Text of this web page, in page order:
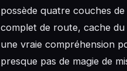
possède quatre couches
complet de route, cache
une vraie compréhension
presque pas de magie de